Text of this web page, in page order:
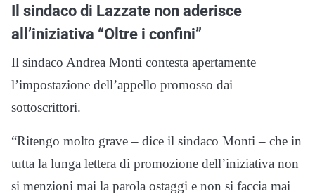
Il sindaco di Lazzate non aderisce
all’iniziativa “Oltre i confini”
Il sindaco Andrea Monti contesta apertamente
l’impostazione dell’appello promosso dai
sottoscrittori.
“Ritengo molto grave – dice il sindaco Monti – che in
tutta la lunga lettera di promozione dell’iniziativa non
si menzioni mai la parola ostaggi e non si faccia mai